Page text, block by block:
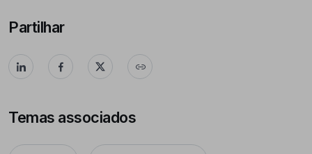
Partilhar
Temas associados